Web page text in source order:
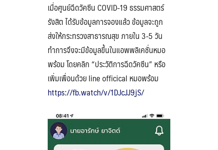
เมื่อศูนย์ฉีดวัคซีน COVID-19 ธรรมศาสตร์
รังสิต ได้รับข้อมูลการจองแล้ว ข้อมูลจะถูก
ส่งให้กระทรวงสาธารณสุข ภายใน 3-5 วัน
ทำการจึงจะมีข้อมูลขึ้นในแอพพลิเคชั่นหมอ
พร้อม โดยคลิก “ประวัติการฉีดวัคซีน” หรือ
เพิ่มเพื่อนด้วย line officical หมอพร้อม
https://fb.watch/v/1DJcJJ9jS/